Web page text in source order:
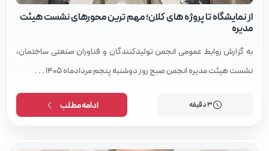
از نمایشگاه تا پروژه‌ های کلان؛ مهم‌ ترین محورهای نشست هیئت‌
مدیره
به گزارش روابط عمومی انجمن تولیدکنندگان و فناوران صنعتی ساختمان،
نشست هیئت‌ مدیره انجمن صبح روز دوشنبه پنجم مردادماه ۱۴۰۵ . . .
3 دقیقه ادامه مطلب